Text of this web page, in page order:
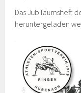
Das Jubiläumsheft
heruntergeladen